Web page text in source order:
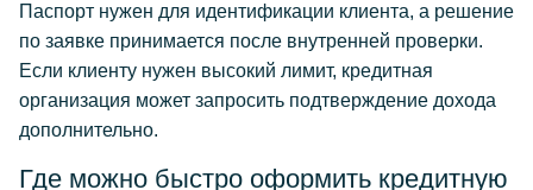
Паспорт нужен для идентификации клиента, а решение
по заявке принимается после внутренней проверки.
Если клиенту нужен высокий лимит, кредитная
организация может запросить подтверждение дохода
дополнительно.
Где можно быстро оформить кредитную